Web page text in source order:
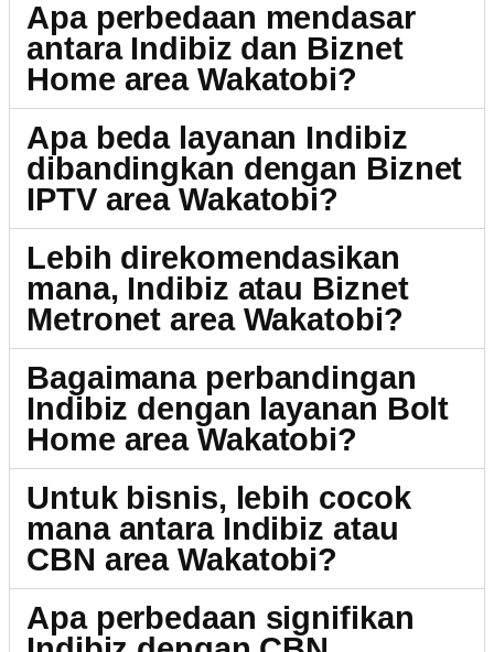
Apa perbedaan mendasar
antara Indibiz dan Biznet
Home area Wakatobi?
Apa beda layanan Indibiz
dibandingkan dengan Biznet
IPTV area Wakatobi?
Lebih direkomendasikan
mana, Indibiz atau Biznet
Metronet area Wakatobi?
Bagaimana perbandingan
Indibiz dengan layanan Bolt
Home area Wakatobi?
Untuk bisnis, lebih cocok
mana antara Indibiz atau
CBN area Wakatobi?
Apa perbedaan signifikan